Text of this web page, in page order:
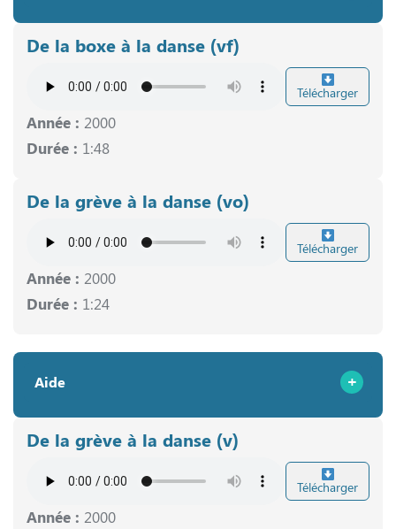
De la boxe à la danse (vf)
Télécharger
Année : 2000
Durée : 1:48
De la grève à la danse (vo)
Télécharger
Année : 2000
Durée : 1:24
Aide
De la grève à la danse (v)
Télécharger
Année : 2000